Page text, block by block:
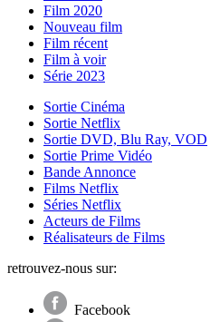
Film 2020
Nouveau film
Film récent
Film à voir
Série 2023
Sortie Cinéma
Sortie Netflix
Sortie DVD, Blu Ray, VOD
Sortie Prime Vidéo
Bande Annonce
Films Netflix
Séries Netflix
Acteurs de Films
Réalisateurs de Films
retrouvez-nous sur:
Facebook